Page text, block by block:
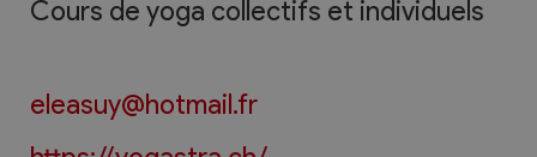
Cours de yoga collectifs et individuels
eleasuy@hotmail.fr